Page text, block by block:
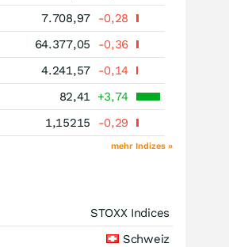
7.708,97
-0,28
64.377,05
-0,36
4.241,57
-0,14
82,41 +3,74
1,15215 -0,29
mehr Indizes »
STOXX Indices
Schweiz